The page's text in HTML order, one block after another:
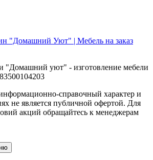
"Домашний уют" - изготовление мебели
справочный характер и
не является публичной офертой. Для
акций обращайтесь к менеджерам